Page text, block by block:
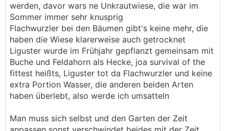
werden, davor wars ne Unkrautwiese, die war im
Sommer immer sehr knusprig
Flachwurzler bei den Bäumen gibt's keine mehr, die
haben die Wiese klarerweise auch getrocknet
Liguster wurde im Frühjahr gepflanzt gemeinsam mit
Buche und Feldahorn als Hecke, joa survival of the
fittest heißts, Liguster tot da Flachwurzler und keine
extra Portion Wasser, die anderen beiden Arten
haben überlebt, also werde ich umsatteln
Man muss sich selbst und den Garten der Zeit